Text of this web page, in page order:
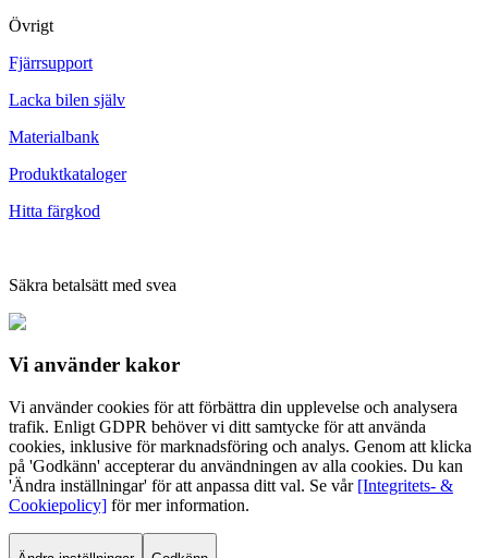
Övrigt
Fjärrsupport
Lacka bilen själv
Materialbank
Produktkataloger
Hitta färgkod
Säkra betalsätt med svea
Vi använder kakor
Vi använder cookies för att förbättra din upplevelse och analysera
trafik. Enligt GDPR behöver vi ditt samtycke för att använda
cookies, inklusive för marknadsföring och analys. Genom att klicka
på 'Godkänn' accepterar du användningen av alla cookies. Du kan
'Ändra inställningar' för att anpassa ditt val. Se vår [Integritets- &
Cookiepolicy] för mer information.